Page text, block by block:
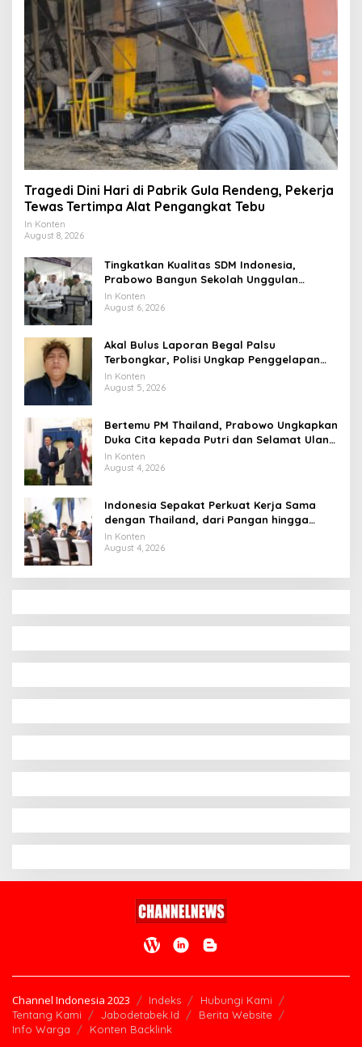
Tragedi Dini Hari di Pabrik Gula Rendeng, Pekerja
Tewas Tertimpa Alat Pengangkat Tebu
In Konten
August 8, 2026
Tingkatkan Kualitas SDM Indonesia,
Prabowo Bangun Sekolah Unggulan
hingga Undang Universitas Terbaik Dunia
In Konten
August 6, 2026
Akal Bulus Laporan Begal Palsu
Terbongkar, Polisi Ungkap Penggelapan
Uang Perusahaan untuk Crypto
In Konten
August 5, 2026
Bertemu PM Thailand, Prabowo Ungkapkan
Duka Cita kepada Putri dan Selamat Ulang
Tahun ke Raja Thailand
In Konten
August 4, 2026
Indonesia Sepakat Perkuat Kerja Sama
dengan Thailand, dari Pangan hingga
Ekonomi Digital
In Konten
August 4, 2026
Channel Indonesia 2023 Indeks
Hubungi Kami
Tentang Kami
Jabodetabek.Id
Berita Website
Info Warga
Konten Backlink